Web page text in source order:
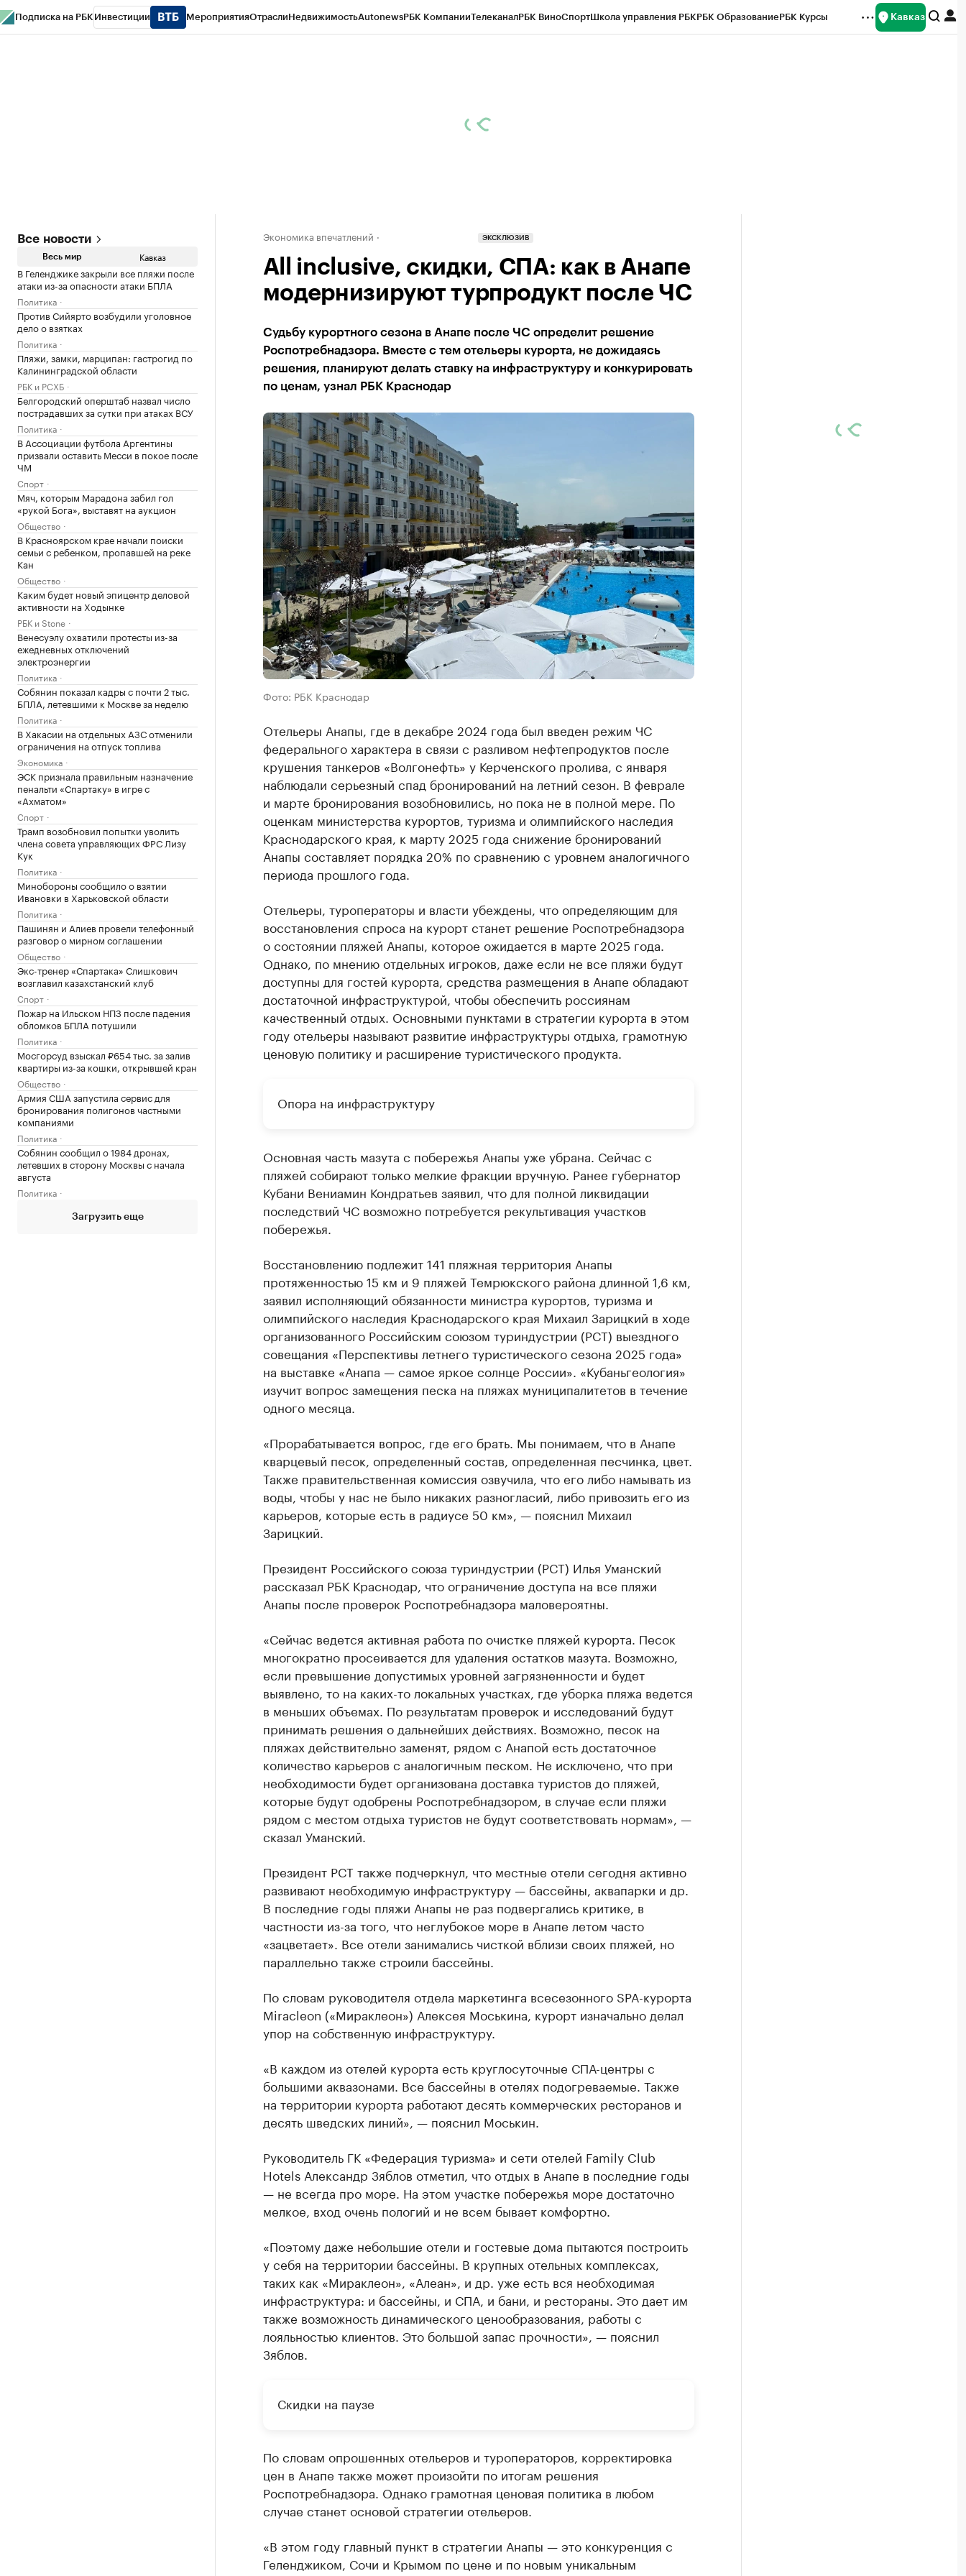
Подписка на РБК Инвестиции МероприятияОтраслиНедвижимостьAutonewsРБК КомпанииТелеканалРБК ВиноСпортШкола управления РБКРБК ОбразованиеРБК Курсы Кавказ
Все новости
Весь мир Кавказ
В Геленджике закрыли все пляжи после
атаки из-за опасности атаки БПЛА
Политика
Против Сийярто возбудили уголовное
дело о взятках
Политика
Пляжи, замки, марципан: гастрогид по
Калининградской области
РБК и РСХБ
Белгородский оперштаб назвал число
пострадавших за сутки при атаках ВСУ
Политика
В Ассоциации футбола Аргентины
призвали оставить Месси в покое после
ЧМ
Спорт
Мяч, которым Марадона забил гол
«рукой Бога», выставят на аукцион
Общество
В Красноярском крае начали поиски
семьи с ребенком, пропавшей на реке
Кан
Общество
Каким будет новый эпицентр деловой
активности на Ходынке
РБК и Stone
Венесуэлу охватили протесты из-за
ежедневных отключений
электроэнергии
Политика
Собянин показал кадры с почти 2 тыс.
БПЛА, летевшими к Москве за неделю
Политика
В Хакасии на отдельных АЗС отменили
ограничения на отпуск топлива
Экономика
ЭСК признала правильным назначение
пенальти «Спартаку» в игре с
«Ахматом»
Спорт
Трамп возобновил попытки уволить
члена совета управляющих ФРС Лизу
Кук
Политика
Минобороны сообщило о взятии
Ивановки в Харьковской области
Политика
Пашинян и Алиев провели телефонный
разговор о мирном соглашении
Общество
Экс-тренер «Спартака» Слишкович
возглавил казахстанский клуб
Спорт
Пожар на Ильском НПЗ после падения
обломков БПЛА потушили
Политика
Мосгорсуд взыскал ₽654 тыс. за залив
квартиры из-за кошки, открывшей кран
Общество
Армия США запустила сервис для
бронирования полигонов частными
компаниями
Политика
Собянин сообщил о 1984 дронах,
летевших в сторону Москвы с начала
августа
Политика
Загрузить еще
Экономика впечатлений ЭКСКЛЮЗИВ
All inclusive, скидки, СПА: как в Анапе
модернизируют турпродукт после ЧС
Судьбу курортного сезона в Анапе после ЧС определит решение
Роспотребнадзора. Вместе с тем отельеры курорта, не дожидаясь
решения, планируют делать ставку на инфраструктуру и конкурировать
по ценам, узнал РБК Краснодар
Фото: РБК Краснодар
Отельеры Анапы, где в декабре 2024 года был введен режим ЧС
федерального характера в связи с разливом нефтепродуктов после
крушения танкеров «Волгонефть» у Керченского пролива, с января
наблюдали серьезный спад бронирований на летний сезон. В феврале
и марте бронирования возобновились, но пока не в полной мере. По
оценкам министерства курортов, туризма и олимпийского наследия
Краснодарского края, к марту 2025 года снижение бронирований
Анапы составляет порядка 20% по сравнению с уровнем аналогичного
периода прошлого года.
Отельеры, туроператоры и власти убеждены, что определяющим для
восстановления спроса на курорт станет решение Роспотребнадзора
о состоянии пляжей Анапы, которое ожидается в марте 2025 года.
Однако, по мнению отдельных игроков, даже если не все пляжи будут
доступны для гостей курорта, средства размещения в Анапе обладают
достаточной инфраструктурой, чтобы обеспечить россиянам
качественный отдых. Основными пунктами в стратегии курорта в этом
году отельеры называют развитие инфраструктуры отдыха, грамотную
ценовую политику и расширение туристического продукта.
Опора на инфраструктуру
Основная часть мазута с побережья Анапы уже убрана. Сейчас с
пляжей собирают только мелкие фракции вручную. Ранее губернатор
Кубани Вениамин Кондратьев заявил, что для полной ликвидации
последствий ЧС возможно потребуется рекультивация участков
побережья.
Восстановлению подлежит 141 пляжная территория Анапы
протяженностью 15 км и 9 пляжей Темрюкского района длинной 1,6 км,
заявил исполняющий обязанности министра курортов, туризма и
олимпийского наследия Краснодарского края Михаил Зарицкий в ходе
организованного Российским союзом туриндустрии (РСТ) выездного
совещания «Перспективы летнего туристического сезона 2025 года»
на выставке «Анапа — самое яркое солнце России». «Кубаньгеология»
изучит вопрос замещения песка на пляжах муниципалитетов в течение
одного месяца.
«Прорабатывается вопрос, где его брать. Мы понимаем, что в Анапе
кварцевый песок, определенный состав, определенная песчинка, цвет.
Также правительственная комиссия озвучила, что его либо намывать из
воды, чтобы у нас не было никаких разногласий, либо привозить его из
карьеров, которые есть в радиусе 50 км», — пояснил Михаил
Зарицкий.
Президент Российского союза туриндустрии (РСТ) Илья Уманский
рассказал РБК Краснодар, что ограничение доступа на все пляжи
Анапы после проверок Роспотребнадзора маловероятны.
«Сейчас ведется активная работа по очистке пляжей курорта. Песок
многократно просеивается для удаления остатков мазута. Возможно,
если превышение допустимых уровней загрязненности и будет
выявлено, то на каких-то локальных участках, где уборка пляжа ведется
в меньших объемах. По результатам проверок и исследований будут
принимать решения о дальнейших действиях. Возможно, песок на
пляжах действительно заменят, рядом с Анапой есть достаточное
количество карьеров с аналогичным песком. Не исключено, что при
необходимости будет организована доставка туристов до пляжей,
которые будут одобрены Роспотребнадзором, в случае если пляжи
рядом с местом отдыха туристов не будут соответствовать нормам», —
сказал Уманский.
Президент РСТ также подчеркнул, что местные отели сегодня активно
развивают необходимую инфраструктуру — бассейны, аквапарки и др.
В последние годы пляжи Анапы не раз подвергались критике, в
частности из-за того, что неглубокое море в Анапе летом часто
«зацветает». Все отели занимались чисткой вблизи своих пляжей, но
параллельно также строили бассейны.
По словам руководителя отдела маркетинга всесезонного SPA-курорта
Miracleon («Мираклеон») Алексея Моськина, курорт изначально делал
упор на собственную инфраструктуру.
«В каждом из отелей курорта есть круглосуточные СПА-центры с
большими аквазонами. Все бассейны в отелях подогреваемые. Также
на территории курорта работают десять коммерческих ресторанов и
десять шведских линий», — пояснил Моськин.
Руководитель ГК «Федерация туризма» и сети отелей Family Club
Hotels Александр Зяблов отметил, что отдых в Анапе в последние годы
— не всегда про море. На этом участке побережья море достаточно
мелкое, вход очень пологий и не всем бывает комфортно.
«Поэтому даже небольшие отели и гостевые дома пытаются построить
у себя на территории бассейны. В крупных отельных комплексах,
таких как «Мираклеон», «Алеан», и др. уже есть вся необходимая
инфраструктура: и бассейны, и СПА, и бани, и рестораны. Это дает им
также возможность динамического ценообразования, работы с
лояльностью клиентов. Это большой запас прочности», — пояснил
Зяблов.
Скидки на паузе
По словам опрошенных отельеров и туроператоров, корректировка
цен в Анапе также может произойти по итогам решения
Роспотребнадзора. Однако грамотная ценовая политика в любом
случае станет основой стратегии отельеров.
«В этом году главный пункт в стратегии Анапы — это конкуренция с
Геленджиком, Сочи и Крымом по цене и по новым уникальным